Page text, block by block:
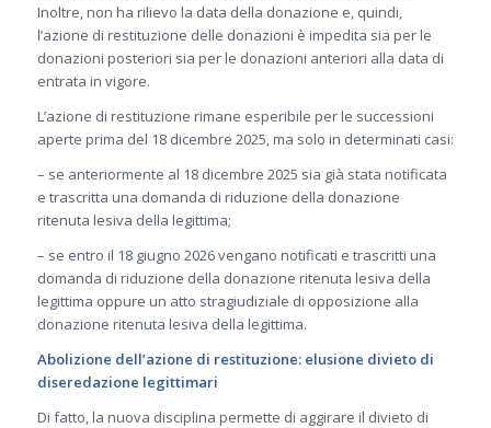
Inoltre, non ha rilievo la data della donazione e, quindi,
l’azione di restituzione delle donazioni è impedita sia per le
donazioni posteriori sia per le donazioni anteriori alla data di
entrata in vigore.
L’azione di restituzione rimane esperibile per le successioni
aperte prima del 18 dicembre 2025, ma solo in determinati casi:
– se anteriormente al 18 dicembre 2025 sia già stata notificata
e trascritta una domanda di riduzione della donazione
ritenuta lesiva della legittima;
– se entro il 18 giugno 2026 vengano notificati e trascritti una
domanda di riduzione della donazione ritenuta lesiva della
legittima oppure un atto stragiudiziale di opposizione alla
donazione ritenuta lesiva della legittima.
Abolizione dell’azione di restituzione: elusione divieto di
diseredazione legittimari
Di fatto, la nuova disciplina permette di aggirare il divieto di